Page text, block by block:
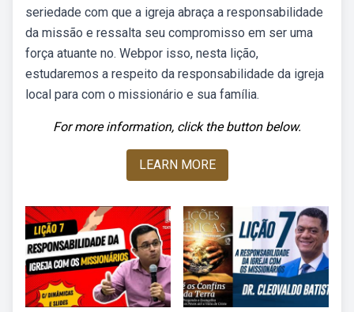
seriedade com que a igreja abraça a responsabilidade
da missão e ressalta seu compromisso em ser uma
força atuante no. Webpor isso, nesta lição,
estudaremos a respeito da responsabilidade da igreja
local para com o missionário e sua família.
For more information, click the button below.
LEARN MORE